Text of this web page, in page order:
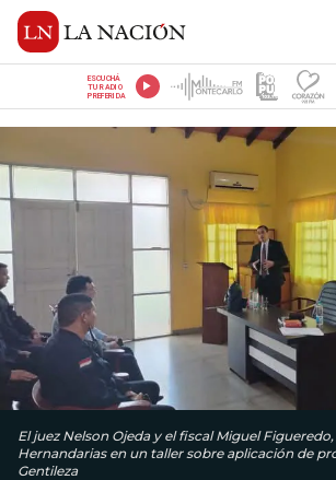
ESCUCHÁ
TU RADIO
PREFERIDA
El juez Nelson Ojeda y el fiscal Miguel
Hernandarias en un taller sobre aplicación de
Gentileza